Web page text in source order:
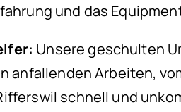
und das
Unsere geschulten
anfallenden Arbeiten,
schnell und